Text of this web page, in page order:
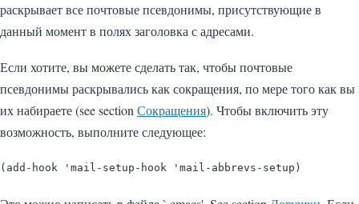
раскрывает все почтовые псевдонимы, присутствующие в
данный момент в полях заголовка с адресами.
Если хотите, вы можете сделать так, чтобы почтовые
псевдонимы раскрывались как сокращения, по мере того как вы
их набираете (see sectionСокращения). Чтобы включить эту
возможность, выполните следующее: